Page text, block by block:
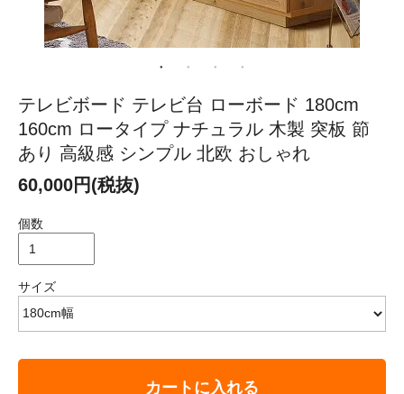
テレビボード テレビ台 ローボード 180cm
160cm ロータイプ ナチュラル 木製 突板 節
あり 高級感 シンプル 北欧 おしゃれ
60,000円(税抜)
個数
サイズ
カートに入れる